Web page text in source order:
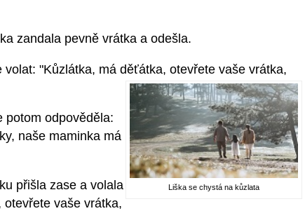
zandala pevně vrátka a odešla.
volat: "Kůzlátka, má děťátka,
Liška se chystá na kůzlata
otevřete vaše vrátka,
potom odpověděla:
naše maminka má
přišla zase a volala
vaše vrátka,